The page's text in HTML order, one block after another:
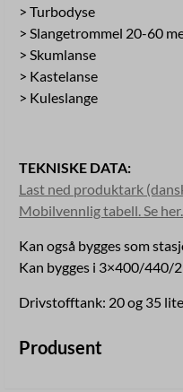
> Turbodyse
> Slangetrommel 20-60
> Skumlanse
> Kastelanse
> Kuleslange
TEKNISKE DATA:
Last ned produktark
Mobilvennlig tabell. Se her.
Kan også bygges som
Kan bygges i 3×400/440/
Drivstofftank: 20 og 35
Produsent